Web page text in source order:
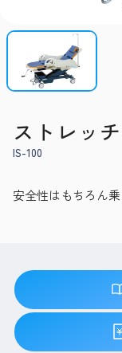
ストレッ
IS-100
安全性はもちろん